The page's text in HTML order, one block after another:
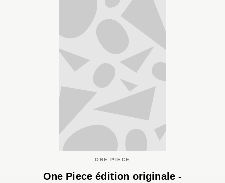
ONE PIECE
One Piece édition originale -